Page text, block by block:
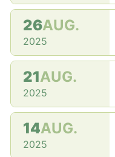
26AUG.
2025
21AUG.
2025
14AUG.
2025